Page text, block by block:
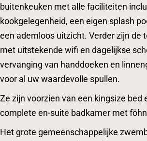
buitenkeuken met alle faciliteiten
kookgelegenheid, een eigen splash
een ademloos uitzicht. Verder zijn de
met uitstekende wifi en dagelijkse
vervanging van handdoeken en
voor al uw waardevolle spullen.
Ze zijn voorzien van een kingsize bed
complete en-suite badkamer met
Het grote gemeenschappelijke